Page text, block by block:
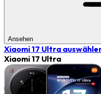
Ansehen
Xiaomi 17 Ultra
Xiaomi 17 Ultra